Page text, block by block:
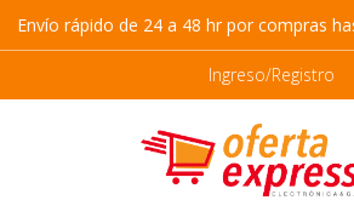
Envío rápido de 24 a 48 hr por compras
Ingreso/Registro